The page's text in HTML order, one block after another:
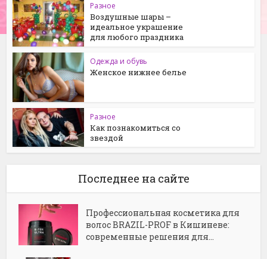
Разное
Воздушные шары –
идеальное украшение
для любого праздника
Одежда и обувь
Женское нижнее белье
Разное
Как познакомиться со
звездой
Последнее на сайте
Профессиональная косметика для
волос BRAZIL-PROF в Кишиневе:
современные решения для...